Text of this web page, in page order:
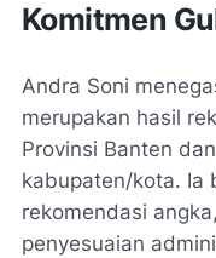
Komitmen
Andra Soni
merupakan hasil
Provinsi Banten
kabupaten/kota. Ia
rekomendasi
penyesuaian